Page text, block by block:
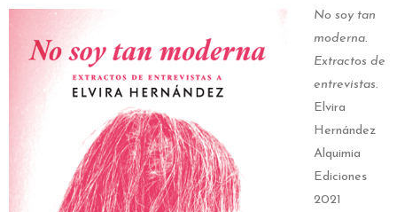
No soy tan
moderna.
Extractos de
entrevistas.
Elvira
Hernández
Alquimia
Ediciones
2021